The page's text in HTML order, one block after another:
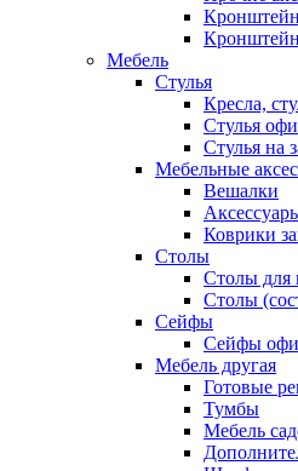
Мебель
Стулья
Кресла,
Стулья
Стулья на
Мебельные
Вешалки
Коврики
Столы
Столы для
Столы
Сейфы
Сейфы
Мебель другая
Готовые
Тумбы
Мебель